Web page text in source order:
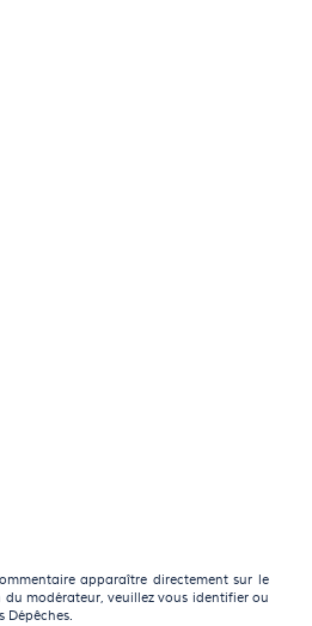
apparaître directement sur le
modérateur, veuillez vous identifier ou
Dépêches.